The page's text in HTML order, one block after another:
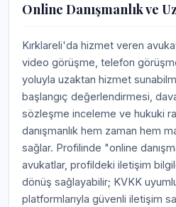
Online Danışmanlık ve
Kırklareli'da hizmet veren
video görüşme, telefon
yoluyla uzaktan hizmet
başlangıç değerlendirmesi,
sözleşme inceleme ve hukuki
danışmanlık hem zaman hem
sağlar. Profilinde "online
avukatlar, profildeki iletişim
dönüş sağlayabilir; KVKK
platformlarıyla güvenli iletişim